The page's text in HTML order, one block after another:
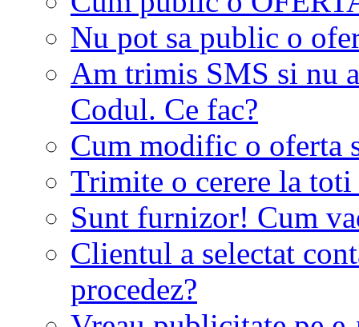
Nu pot sa public o
Am trimis SMS si nu
Codul. Ce fac?
Cum modific o oferta
Trimite o cerere la
Sunt furnizor! Cum
Clientul a selectat
procedez?